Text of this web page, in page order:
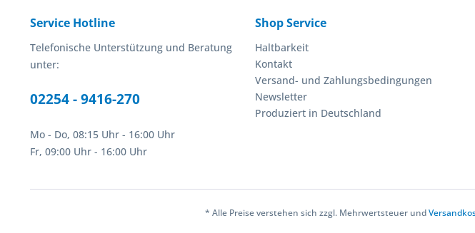
Service Hotline
Telefonische Unterstützung und Beratung
unter:
02254 - 9416-270
Mo - Do, 08:15 Uhr - 16:00 Uhr
Fr, 09:00 Uhr - 16:00 Uhr
Shop Service
Haltbarkeit
Kontakt
Versand- und Zahlungsbedingungen
Newsletter
Produziert in Deutschland
* Alle Preise verstehen sich zzgl. Mehrwertsteuer und